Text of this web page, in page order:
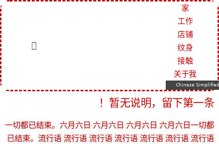
家
工作
店铺
纹身
接触
关于我
Chinese Simplified
暂无说明，留下第一条！
一切都已结束。六月六日 六月六日 六月六日 六月六日一切都
已结束。流行语 流行语 流行语 流行语 流行语 流行语 流行语